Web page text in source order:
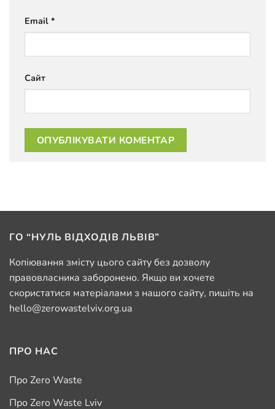
Email *
Сайт
ГО “НУЛЬ ВІДХОДІВ ЛЬВІВ”
Копіювання змісту цього сайту без дозволу
правовласника заборонено. Якщо ви хочете
скористатися матеріалами з нашого сайту, пишіть на
hello@zerowastelviv.org.ua
ПРО НАС
Про Zero Waste
Про Zero Waste Lviv